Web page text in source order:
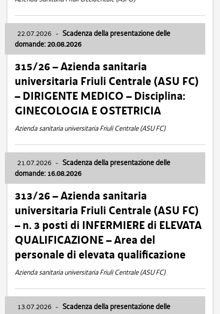
22.07.2026 - Scadenza della presentazione delle
domande: 20.08.2026
315/26 – Azienda sanitaria
universitaria Friuli Centrale (ASU FC)
– DIRIGENTE MEDICO – Disciplina:
GINECOLOGIA E OSTETRICIA
Azienda sanitaria universitaria Friuli Centrale (ASU FC)
21.07.2026 - Scadenza della presentazione delle
domande: 16.08.2026
313/26 – Azienda sanitaria
universitaria Friuli Centrale (ASU FC)
– n. 3 posti di INFERMIERE di ELEVATA
QUALIFICAZIONE – Area del
personale di elevata qualificazione
Azienda sanitaria universitaria Friuli Centrale (ASU FC)
13.07.2026 - Scadenza della presentazione delle